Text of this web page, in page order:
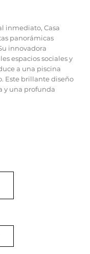
inmediato, Casa
panorámicas
innovadora
espacios sociales y
a una piscina
Este brillante diseño
y una profunda